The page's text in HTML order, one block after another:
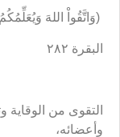
)وَاتَّقُواْ اللهَ وَيُعَلِّمُكُمُ
البقرة ٢٨٢
التقوى من الوقاية
وأعضائه،